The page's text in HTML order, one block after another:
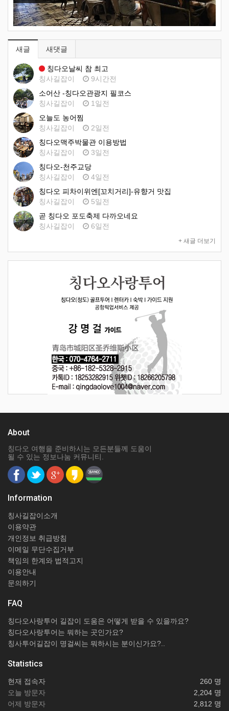
새글 새댓글
칭다오날씨 참 최고
칭사길잡이
9시간전
소어산 -칭다오관광지 필코스
칭사길잡이
1일전
오늘도 농어찜
칭사길잡이
2일전
칭다오맥주박물관 이용방법
칭사길잡이
3일전
칭다오-천주교당
칭사길잡이
4일전
칭다오 피차이위엔[꼬치거리]-유향거 맛집
칭사길잡이
5일전
곧 칭다오 포도축제 다까오네요
칭사길잡이
6일전
+ 새글 더보기
About
칭다오 여행을 준비하시는 모든분들께 도움이
될 수 있는 정보나눔 커뮤니티.
Information
칭사길잡이소개
이용약관
개인정보 취급방침
이메일 무단수집거부
책임의 한계와 법적고지
이용안내
문의하기
FAQ
칭다오사랑투어 길잡이 도움은 어떻게 받을 수 있을까요?
칭다오사랑투어는 뭐하는 곳인가요?
칭사투어길잡이 명걸씨는 뭐하시는 분이신가요?..
Statistics
현재 접속자
260 명
오늘 방문자
2,204 명
어제 방문자
2,812 명